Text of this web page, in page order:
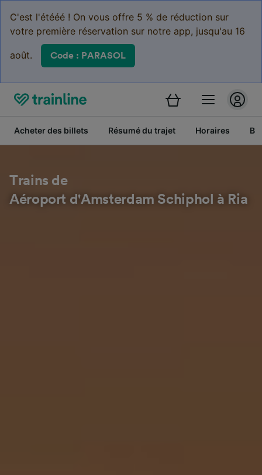
C'est l'étééé ! On vous offre 5 % de réduction sur
votre première réservation sur notre app, jusqu'au 16
août. Code : PARASOL
Acheter des billets Résumé du trajet Horaires
Trains de
Aéroport d'Amsterdam Schiphol à Ria